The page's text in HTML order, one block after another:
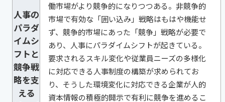
人事の
パラダ
イムシ
フトと
競争戦
略を支
える
働市場がより競争的になりつつある。非競争的
市場で有効な「囲い込み」戦略はもはや機能せ
ず、競争的市場にあった「競争」戦略が必要で
あり、人事にパラダイムシフトが起きている。
要求されるスキル変化や従業員ニーズの多様化
に対応できる人事制度の構築が求められてお
り、そうした環境変化に対応できる企業が人的
資本情報の積極的開示で有利に競争を進めるこ